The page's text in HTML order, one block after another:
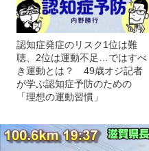
認知症発症のリスク1位は難
聴、2位は運動不足…ではすべ
き運動とは？ 49歳オジ記者
が学ぶ認知症予防のための
「理想の運動習慣」